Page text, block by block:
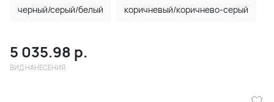
черный/серый/белый коричневый/коричнево-серый
5 035.98 р.
ВИД НАНЕСЕНИЯ